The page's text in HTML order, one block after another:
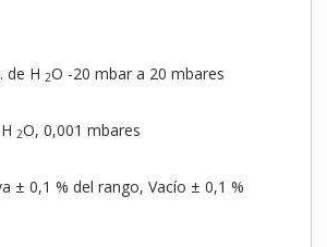
de H 2O -20 mbar a 20 mbares
2O, 0,001 mbares
± 0,1 % del rango, Vacío ± 0,1 %